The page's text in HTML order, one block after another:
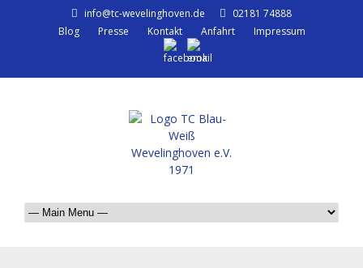
info@tc-wevelinghoven.de
02181 74888
Blog
Presse Kontakt Anfahrt Impressum